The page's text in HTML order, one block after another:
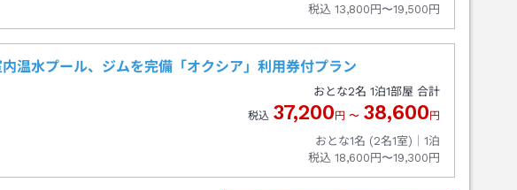
税込 13,800円〜19,500円
温水プール、ジムを完備「オクシア」利用券付プラン
おとな2名 1泊1部屋 合計
税込 37,200 円 〜 38,600 円
おとな1名 (2名1室)｜ 1泊
税込 18,600円〜19,300円